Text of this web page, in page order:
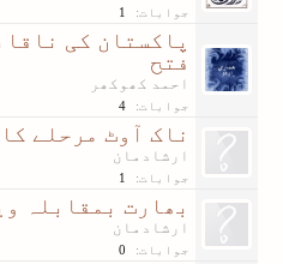
جوابات: 1
پاکستان کی
فتح
احمد کھوکھر
جوابات: 4
ناک آوٹ مرحلے
ارشادمان
جوابات: 1
بھارت بمقابلہ
ارشادمان
جوابات: 0